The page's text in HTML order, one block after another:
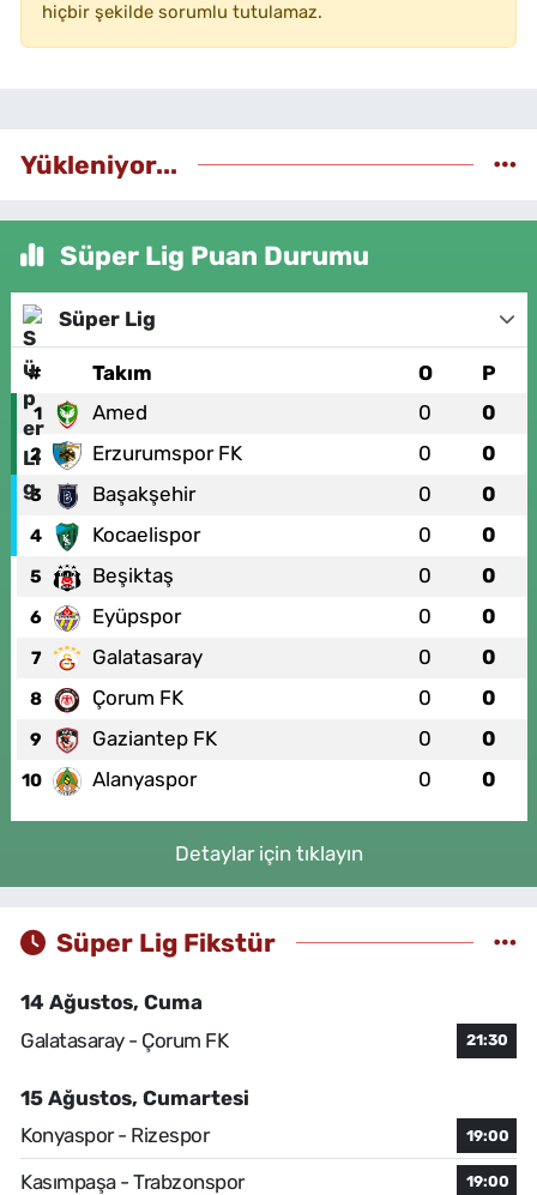
hiçbir şekilde sorumlu tutulamaz.
Yükleniyor...
Süper Lig Puan Durumu
Süper Lig
# Takım O P
1 Amed 0 0
2 Erzurumspor FK 0 0
3 Başakşehir 0 0
4 Kocaelispor 0 0
5 Beşiktaş 0 0
6 Eyüpspor 0 0
7 Galatasaray 0 0
8 Çorum FK 0 0
9 Gaziantep FK 0 0
10 Alanyaspor 0 0
Detaylar için tıklayın
Süper Lig Fikstür
14 Ağustos, Cuma
Galatasaray - Çorum FK
21:30
15 Ağustos, Cumartesi
Konyaspor - Rizespor
19:00
Kasımpaşa - Trabzonspor 19:00